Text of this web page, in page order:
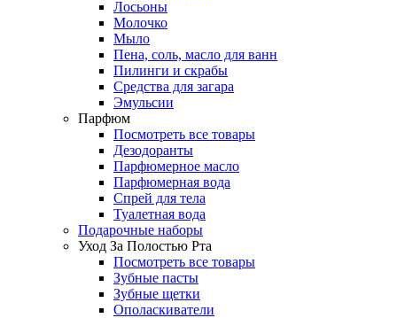
Лосьоны
Молочко
Мыло
Пена, соль, масло для ванн
Пилинги и скрабы
Средства для загара
Эмульсии
Парфюм
Посмотреть все товары
Дезодоранты
Парфюмерное масло
Парфюмерная вода
Спрей для тела
Туалетная вода
Подарочные наборы
Уход За Полостью Рта
Посмотреть все товары
Зубные пасты
Зубные щетки
Ополаскиватели